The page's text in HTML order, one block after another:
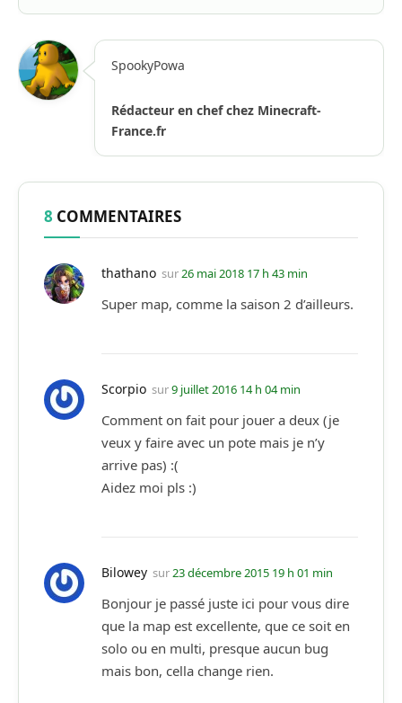
SpookyPowa
Rédacteur en chef chez Minecraft-
France.fr
8 COMMENTAIRES
thathano sur26 mai 2018 17 h 43 min
Super map, comme la saison 2 d’ailleurs.
Scorpio sur9 juillet 2016 14 h 04 min
Comment on fait pour jouer a deux (je
veux y faire avec un pote mais je n’y
arrive pas) :(
Aidez moi pls :)
Bilowey sur23 décembre 2015 19 h 01 min
Bonjour je passé juste ici pour vous dire
que la map est excellente, que ce soit en
solo ou en multi, presque aucun bug
mais bon, cella change rien.